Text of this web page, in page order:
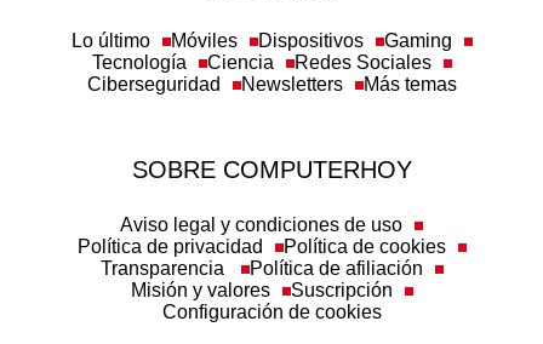
Lo último Móviles Dispositivos
Gaming
Tecnología
Ciencia
Redes Sociales
Ciberseguridad
Newsletters Más temas
SOBRE COMPUTERHOY
Aviso legal y condiciones de uso
Política de privacidad
Política de cookies
Transparencia
Política de afiliación
Misión y valores
Suscripción
Configuración de cookies